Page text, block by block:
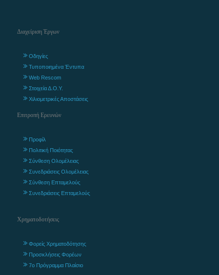
Διαχείριση Έργων
Οδηγίες
Τυποποιημένα Έντυπα
Web Rescom
Στοιχεία Δ.Ο.Υ.
Χιλιομετρικές Αποστάσεις
Επιτροπή Ερευνών
Προφίλ
Πολιτική Ποιότητας
Σύνθεση Ολομέλειας
Συνεδριάσεις Ολομέλειας
Σύνθεση Επταμελούς
Συνεδριάσεις Επταμελούς
Χρηματοδοτήσεις
Φορείς Χρηματοδότησης
Προσκλήσεις Φορέων
7ο Πρόγραμμα Πλαίσιο